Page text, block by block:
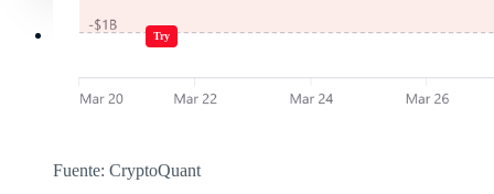
Jugar juegos Try
Fuente: CryptoQuant